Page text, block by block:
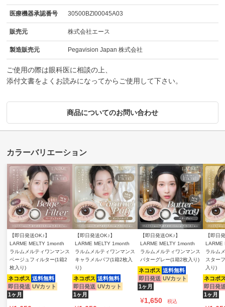
医療機器承認番号 30500BZI00045A03
販売元 株式会社エース
製造販売元 Pegavision Japan 株式会社
ご使用の際は眼科医に相談の上、
添付文書をよくお読みになってからご使用して下さい。
商品についてのお問い合わせ
【即日発送OK♪】
LARME MELTY 1month
ラルムメルティワンマンス
ベージュフィルター(1箱2
枚入り)
ネコポス 送料無料
即日発送 UVカット
1ヶ月
【即日発送OK♪】
LARME MELTY 1month
ラルムメルティワンマンス
キャラメルパフ(1箱2枚入
り)
ネコポス 送料無料
即日発送 UVカット
1ヶ月
【即日発送OK♪】
LARME MELTY 1month
ラルムメルティワンマンス
バターグレー(1箱2枚入り)
ネコポス 送料無料
即日発送 UVカット
1ヶ月
¥1,650 税込
【即日
LARME
ラルム
スター
入り)
ネコポ
即日発
1ヶ月